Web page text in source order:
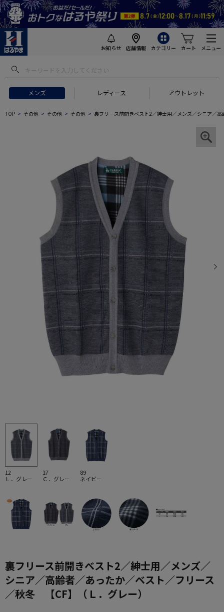
お知らせ 店舗情報 カテゴリー カート メニュー
メンズ レディース アウトレット
TOP その他 その他 その他 裏フリース前開きベスト2／紳士用／メンズ／シニア／
12
Ｌ．グレー
17
Ｃ．グレー
89
ネイビー
裏フリース前開きベスト2／紳士用／メンズ／
シニア／高齢者／あったか／ベスト／フリース
／秋冬 【CF】（Ｌ．グレー）